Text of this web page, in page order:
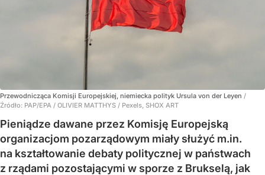
Przewodnicząca Komisji Europejskiej, niemiecka polityk Ursula von der Leyen /
Źródło: PAP/EPA / OLIVIER MATTHYS / Pexels, SHOX ART
Pieniądze dawane przez Komisję Europejską
organizacjom pozarządowym miały służyć m.in.
na kształtowanie debaty politycznej w państwach
z rządami pozostającymi w sporze z Brukselą, jak